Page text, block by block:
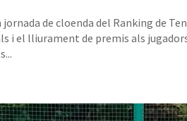
de cloenda del Ranking de
i el lliurament de premis als